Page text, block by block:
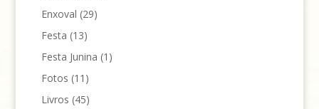
Enxoval (29)
Festa (13)
Festa Junina (1)
Fotos (11)
Livros (45)